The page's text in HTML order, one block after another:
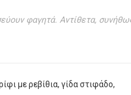
φαγητά. Αντίθετα,
με ρεβίθια, γίδα στιφάδο,